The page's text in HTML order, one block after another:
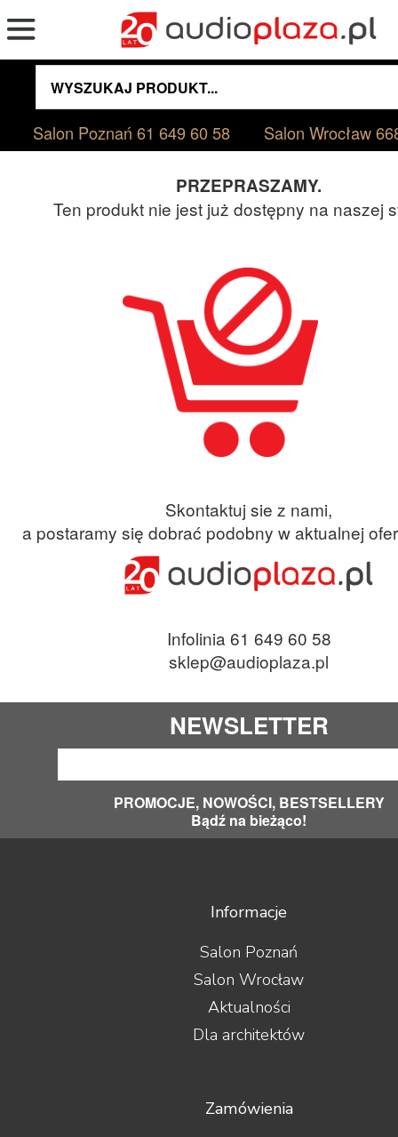
Salon Poznań61 649 60 58 Salon Wrocław
PRZEPRASZAMY.
Ten produkt nie jest już dostępny na naszej
Skontaktuj sie z nami,
a postaramy się dobrać podobny w aktualnej
Infolinia 61 649 60 58
sklep@audioplaza.pl
NEWSLETTER
PROMOCJE, NOWOŚCI, BESTSELLERY
Bądź na bieżąco!
Informacje
Salon Poznań
Salon Wrocław
Aktualności
Dla architektów
Zamówienia